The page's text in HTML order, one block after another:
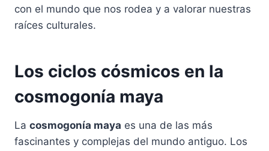
con el mundo que nos rodea y a valorar nuestras
raíces culturales.
Los ciclos cósmicos en la
cosmogonía maya
La cosmogonía maya es una de las más
fascinantes y complejas del mundo antiguo. Los